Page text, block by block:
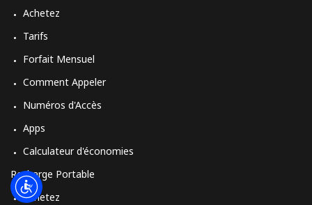
Achetez
Tarifs
Forfait Mensuel
Comment Appeler
Numéros d'Accès
Apps
Calculateur d'économies
Recharge Portable
Achetez